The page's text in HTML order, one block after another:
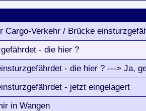
Cargo-Verkehr / Brücke
- die hier ?
- die hier ? ---> Ja,
- jetzt eingelagert
in Wangen